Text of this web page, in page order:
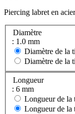
Piercing labret en
Diamètre
: 1.0 mm
Diamètre de la
Diamètre de la
Longueur
: 6 mm
Longueur de la
Longueur de la